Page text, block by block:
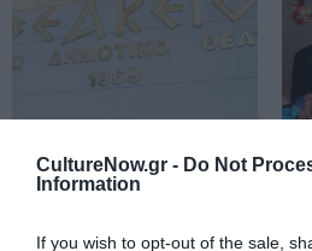
CultureNow.gr - Do Not
Information
If you wish to opt-out of the sale,
Βεάκειο Θέατρο
Καλοκαίρι 2025: